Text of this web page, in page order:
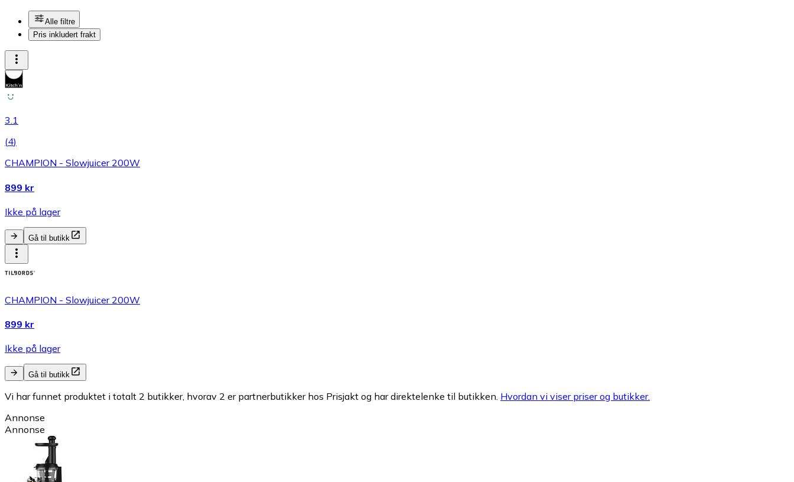
Alle filtre
Pris inkludert frakt
3.1
(4)
CHAMPION - Slowjuicer 200W
899 kr
Ikke på lager
Gå til butikk
CHAMPION - Slowjuicer 200W
899 kr
Ikke på lager
Gå til butikk
Vi har funnet produktet i totalt 2 butikker, hvorav 2 er partnerbutikker hos Prisjakt og har direktelenke til butikken. Hvordan vi viser priser og butikker.
Annonse
Annonse